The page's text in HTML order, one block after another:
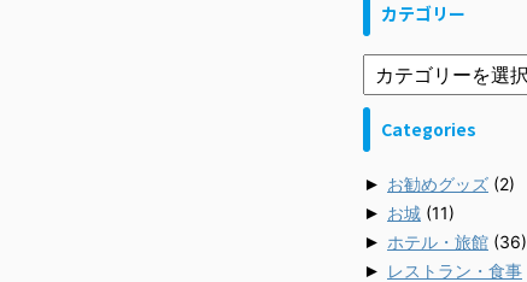
カテゴリー
Categories
► お勧めグッズ (2)
► お城 (11)
► ホテル・旅館 (36)
► レストラン・食事